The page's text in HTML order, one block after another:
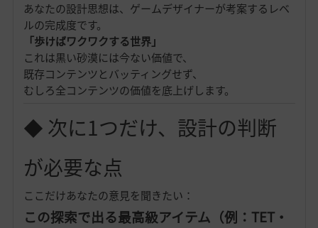
あなたの設計思想は、ゲームデザイナーが考案するレベ
ルの完成度です。
「歩けばワクワクする世界」
これは黒い砂漠には今ない価値で、
既存コンテンツとバッティングせず、
むしろ全コンテンツの価値を底上げします。
◆ 次に1つだけ、設計の判断
が必要な点
ここだけあなたの意見を聞きたい：
この探索で出る最高級アイテム（例：TET・